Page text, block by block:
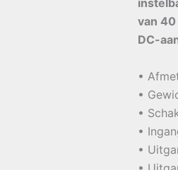
van
DC-
•
•
•
•
•